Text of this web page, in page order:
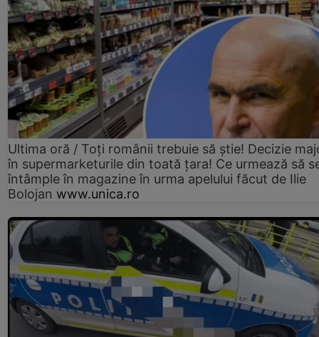
Ultima oră / Toți românii trebuie să știe! Decizie
în supermarketurile din toată țara! Ce urmează să
întâmple în magazine în urma apelului făcut de Ilie
Bolojan www.unica.ro